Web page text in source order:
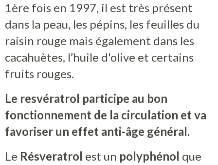
1ère fois en 1997, il est très présent
dans la peau, les pépins, les feuilles du
raisin rouge mais également dans les
cacahuètes, l’huile d'olive et certains
fruits rouges.
Le resvératrol participe au bon
fonctionnement de la circulation et va
favoriser un effet anti-âge général.
Le Résveratrol est un polyphénol que